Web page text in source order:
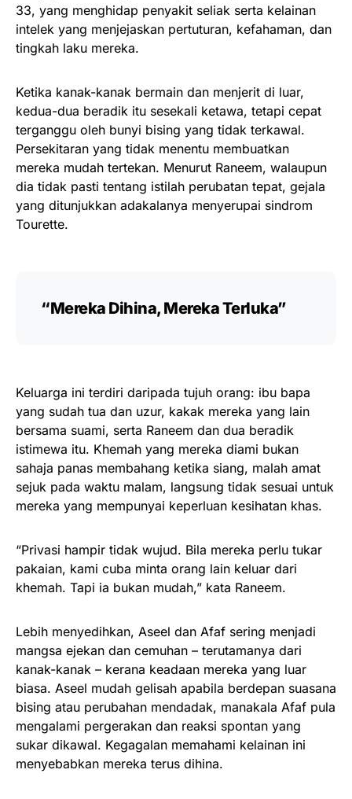
33, yang menghidap penyakit seliak serta kelainan
intelek yang menjejaskan pertuturan, kefahaman, dan
tingkah laku mereka.
Ketika kanak-kanak bermain dan menjerit di luar,
kedua-dua beradik itu sesekali ketawa, tetapi cepat
terganggu oleh bunyi bising yang tidak terkawal.
Persekitaran yang tidak menentu membuatkan
mereka mudah tertekan. Menurut Raneem, walaupun
dia tidak pasti tentang istilah perubatan tepat, gejala
yang ditunjukkan adakalanya menyerupai sindrom
Tourette.
“Mereka Dihina, Mereka Terluka”
Keluarga ini terdiri daripada tujuh orang: ibu bapa
yang sudah tua dan uzur, kakak mereka yang lain
bersama suami, serta Raneem dan dua beradik
istimewa itu. Khemah yang mereka diami bukan
sahaja panas membahang ketika siang, malah amat
sejuk pada waktu malam, langsung tidak sesuai untuk
mereka yang mempunyai keperluan kesihatan khas.
“Privasi hampir tidak wujud. Bila mereka perlu tukar
pakaian, kami cuba minta orang lain keluar dari
khemah. Tapi ia bukan mudah,” kata Raneem.
Lebih menyedihkan, Aseel dan Afaf sering menjadi
mangsa ejekan dan cemuhan – terutamanya dari
kanak-kanak – kerana keadaan mereka yang luar
biasa. Aseel mudah gelisah apabila berdepan suasana
bising atau perubahan mendadak, manakala Afaf pula
mengalami pergerakan dan reaksi spontan yang
sukar dikawal. Kegagalan memahami kelainan ini
menyebabkan mereka terus dihina.